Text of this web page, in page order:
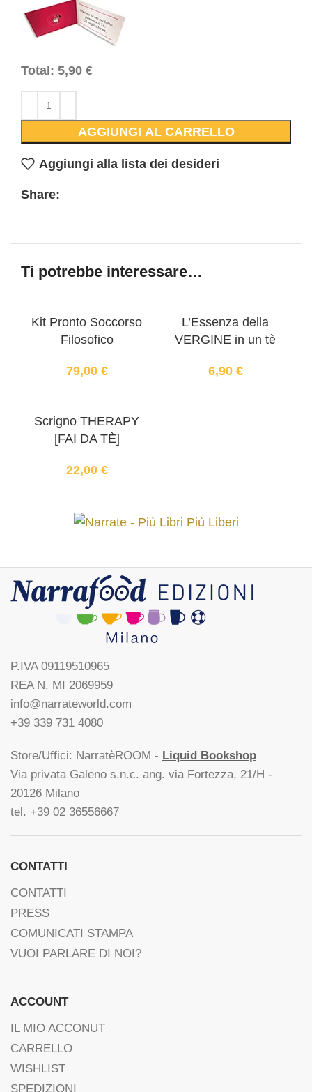
Total: 5,90 €
AGGIUNGI AL CARRELLO
Aggiungi alla lista dei desideri
Share:
Ti potrebbe interessare…
Kit Pronto Soccorso
Filosofico
79,00 €
L’Essenza della
VERGINE in un tè
6,90 €
Scrigno THERAPY
[FAI DA TÈ]
22,00 €
P.IVA 09119510965
REA N. MI 2069959
info@narrateworld.com
+39 339 731 4080
Store/Uffici: NarratèROOM - Liquid Bookshop
Via privata Galeno s.n.c. ang. via Fortezza, 21/H -
20126 Milano
tel. +39 02 36556667
CONTATTI
CONTATTI
PRESS
COMUNICATI STAMPA
VUOI PARLARE DI NOI?
ACCOUNT
IL MIO ACCONUT
CARRELLO
WISHLIST
SPEDIZIONI